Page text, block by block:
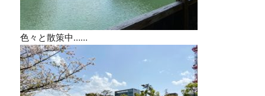
色々と散策中……